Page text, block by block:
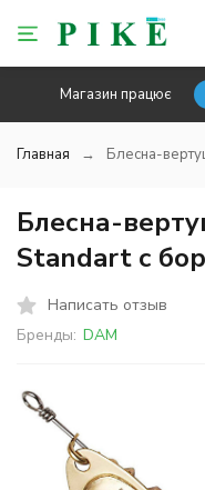
Магазин працює
Главная Блесна-
Блесна-
Standart с
Написать отзыв
Бренды: DAM